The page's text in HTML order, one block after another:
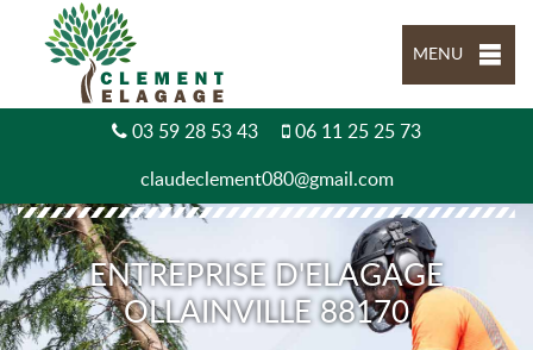
MENU
03 59 28 53 43 06 11 25 25 73
claudeclement080@gmail.com
ENTREPRISE D'ELAGAGE
OLLAINVILLE 88170